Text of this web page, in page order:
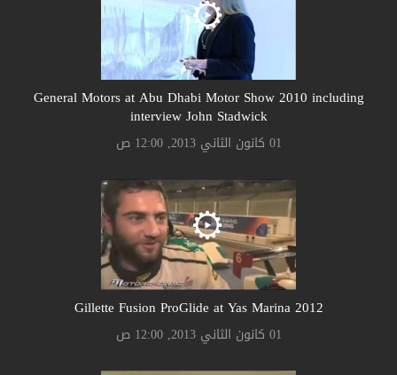
General Motors at Abu Dhabi Motor Show 2010 including
interview John Stadwick
01 كانون الثاني 2013, 12:00 ص
Gillette Fusion ProGlide at Yas Marina 2012
01 كانون الثاني 2013, 12:00 ص